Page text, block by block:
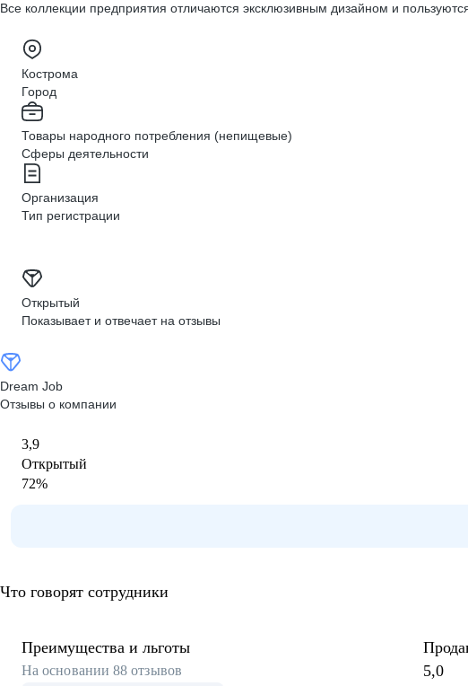
Все коллекции предприятия отличаются эксклюзивным дизайном и
Кострома
Город
Товары народного потребления (непищевые)
Сферы деятельности
Организация
Тип регистрации
Открытый
Показывает и отвечает на отзывы
Dream Job
Отзывы о компании
3,9
Открытый
72%
Что говорят сотрудники
Преимущества и льготы
На основании88 отзывов
5,0